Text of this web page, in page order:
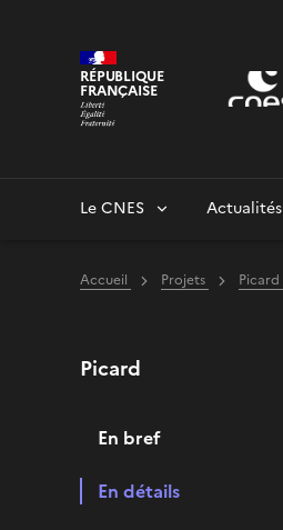
RÉPUBLIQUE
FRANÇAISE
Le CNES Actualités
Accueil Projets Picard
Picard
En bref
En détails